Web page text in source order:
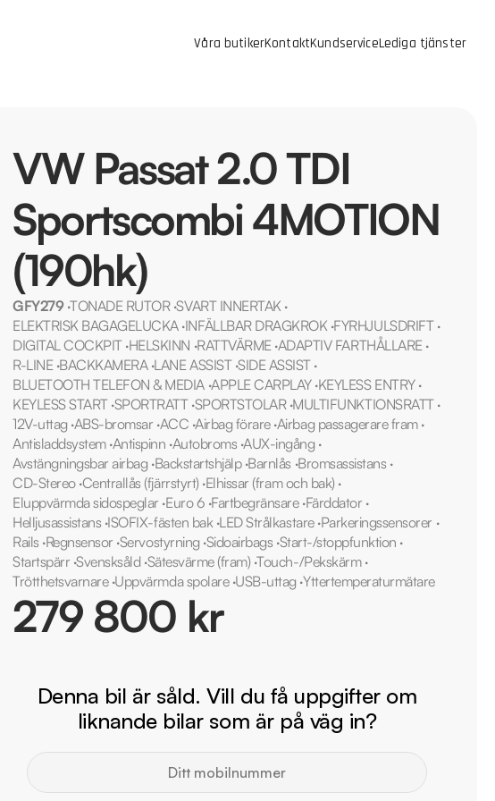
Våra butikerKontaktKundserviceLediga tjänster
VW Passat 2.0 TDI
Sportscombi 4MOTION
(190hk)
GFY279·TONADE RUTOR·SVART INNERTAK·
ELEKTRISK BAGAGELUCKA·INFÄLLBAR DRAGKROK·FYRHJULSDRIFT·
DIGITAL COCKPIT·HELSKINN ·RATTVÄRME·ADAPTIV FARTHÅLLARE·
R-LINE·BACKKAMERA·LANE ASSIST·SIDE ASSIST·
BLUETOOTH TELEFON & MEDIA ·APPLE CARPLAY·KEYLESS ENTRY·
KEYLESS START·SPORTRATT·SPORTSTOLAR·MULTIFUNKTIONSRATT·
12V-uttag ·ABS-bromsar ·ACC ·Airbag förare·Airbag passagerare fram·
Antisladdsystem·Antispinn ·Autobroms ·AUX-ingång ·
Avstängningsbar airbag ·Backstartshjälp·Barnlås ·Bromsassistans ·
CD-Stereo·Centrallås (fjärrstyrt)·Elhissar (fram och bak)·
Eluppvärmda sidospeglar ·Euro 6 ·Fartbegränsare·Färddator ·
Helljusassistans ·ISOFIX-fästen bak·LED Strålkastare·Parkeringssensorer ·
Rails ·Regnsensor ·Servostyrning ·Sidoairbags ·Start-/stoppfunktion ·
Startspärr ·Svensksåld ·Sätesvärme (fram)·Touch-/Pekskärm·
Trötthetsvarnare·Uppvärmda spolare·USB-uttag ·Yttertemperaturmätare
279 800 kr
Denna bil är såld. Vill du få uppgifter om
liknande bilar som är på väg in?